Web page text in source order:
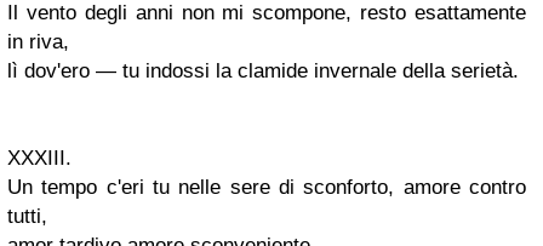
Il vento degli anni non mi scompone, resto esattamente
in riva,
lì dov'ero — tu indossi la clamide invernale della serietà.
XXXIII.
Un tempo c'eri tu nelle sere di sconforto, amore contro
tutti,